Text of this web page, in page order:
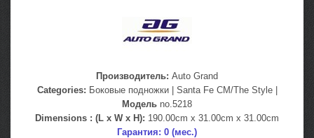
Производитель: Auto Grand
Categories: Боковые подножки| Santa Fe CM/The Style|
Модель no.5218
Dimensions : (L x W x H): 190.00cm x 31.00cm x 31.00cm
Гарантия: 0 (мес.)